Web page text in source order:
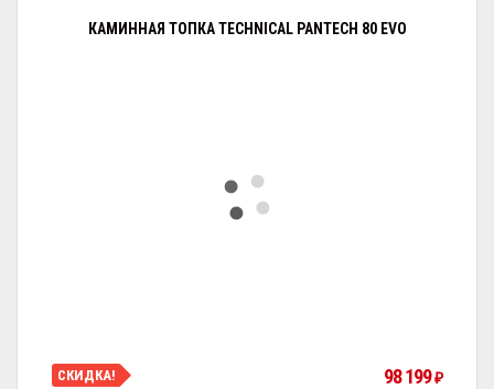
КАМИННАЯ ТОПКА TECHNICAL PANTECH 80 EVO
СКИДКА! 98 199₽